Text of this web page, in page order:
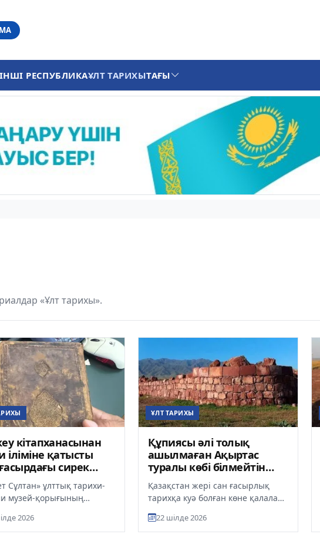
РЕСПУБЛИКАҰЛТ ТАРИХЫТАҒЫ
«Ұлт тарихы».
кітапханасынан
іліміне қатысты
сирек
табылды
Сұлтан» ұлттық тарихи-
музей-қорығының
Ресей мемлекеттік
2026
ҰЛТ ТАРИХЫ
Құпиясы әлі толық
ашылмаған Ақыртас
туралы көбі білмейтін
Қазақстан жері сан ғасырлық
тарихқа куә болған көне қалалар
Солардың ішінде ең көп...
22 шілде 2026